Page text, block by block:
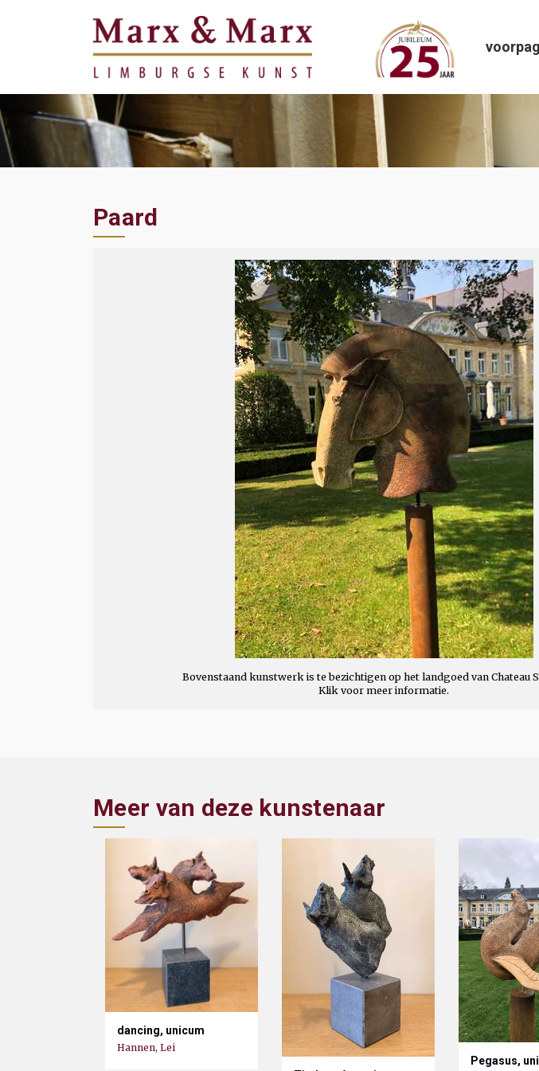
Paard
Bovenstaand kunstwerk is te bezichtigen op het landgoed van Chateau
Klik voor meer informatie.
Meer van deze kunstenaar
dancing, unicum
Hannen, Lei
Pegasus,